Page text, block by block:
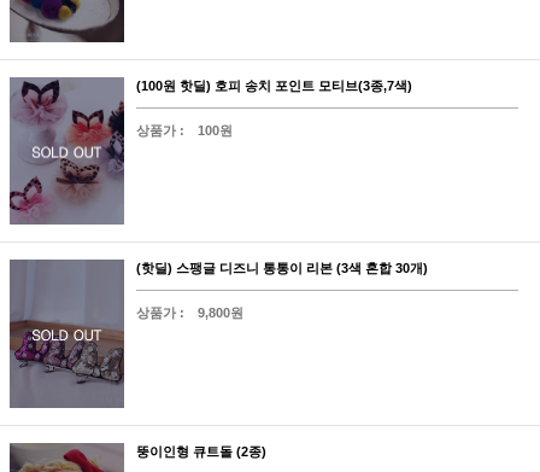
(100원 핫딜) 호피 송치 포인트 모티브(3종,7색)
상품가 : 100원
(핫딜) 스팽글 디즈니 통통이 리본 (3색 혼합 30개)
상품가 : 9,800원
뚱이인형 큐트돌 (2종)